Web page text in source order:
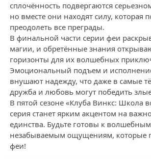
сплочённость подвергаются
но вместе они находят силу, которая
преодолеть все преграды.
В финальной части серии феи
магии, и обретённые знания
горизонты для их волшебных
Эмоциональный подъем и
внушают надежду, что даже в самые
дружба и любовь могут победить
В пятой сезоне «Клуба Винкс: Школа
серия станет ярким акцентом на
единства. Будьте готовы к
незабываемым ощущениям, которые
феи!